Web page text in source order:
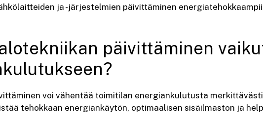
ja -järjestelmien päivittäminen
päivittäminen
voi vähentää toimitilan energiankulutusta
tehokkaan energiankäytön, optimaalisen sisäilmaston ja